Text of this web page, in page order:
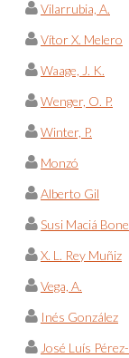
Vilarrubia, A.
Vítor X. Melero
Waage, J. K.
Wenger, O. P.
Winter, P.
Monzó
Alberto Gil
Susi Maciá
X. L. Rey Muñiz
Vega, A.
Inés González
José Luís